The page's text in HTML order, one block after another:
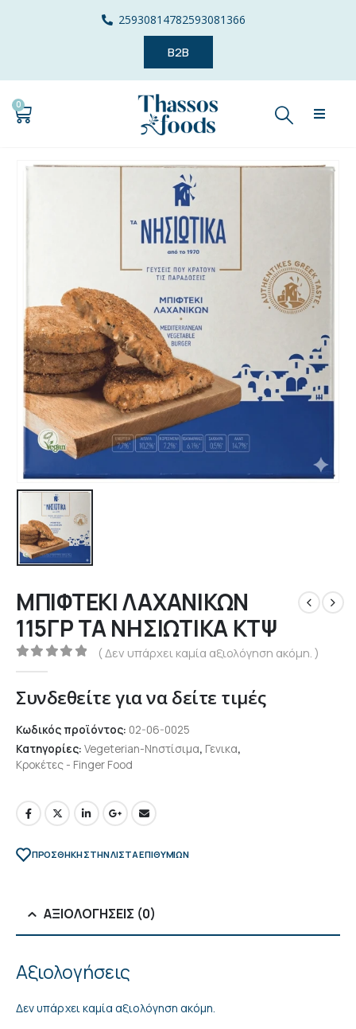
25930814782593081366
B2B
0
ΜΠΙΦΤΕΚΙ ΛΑΧΑΝΙΚΩΝ
115ΓΡ ΤΑ ΝΗΣΙΩΤΙΚΑ ΚΤΨ
0out of 5
( Δεν υπάρχει καμία αξιολόγηση ακόμη. )
Συνδεθείτε για να δείτε τιμές
Κωδικός προϊόντος: 02-06-0025
Κατηγορίες: Vegeterian-Νηστίσιμα, Γενικα,
Κροκέτες - Finger Food
ΠΡΌΣΘΉΚΗ ΣΤΗΝ ΛΊΣΤΑ ΕΠΙΘΥΜΙΏΝ
ΑΞΙΟΛΟΓΉΣΕΙΣ (0)
Αξιολογήσεις
Δεν υπάρχει καμία αξιολόγηση ακόμη.